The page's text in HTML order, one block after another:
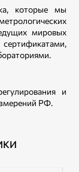
которые мы
мировых
и
РФ.